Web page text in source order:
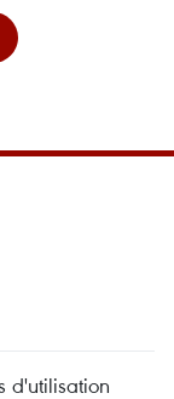
d'utilisation